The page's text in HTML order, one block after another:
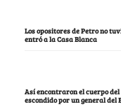
Los opositores de Petro no
entró a la Casa Blanca
Así encontraron el cuerpo del
escondido por un general del